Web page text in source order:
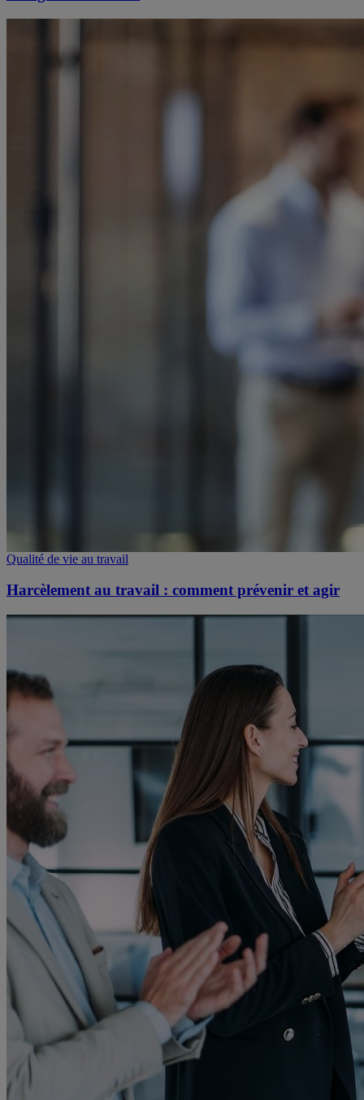
Qualité de vie au travail
Harcèlement au travail : comment prévenir et agir